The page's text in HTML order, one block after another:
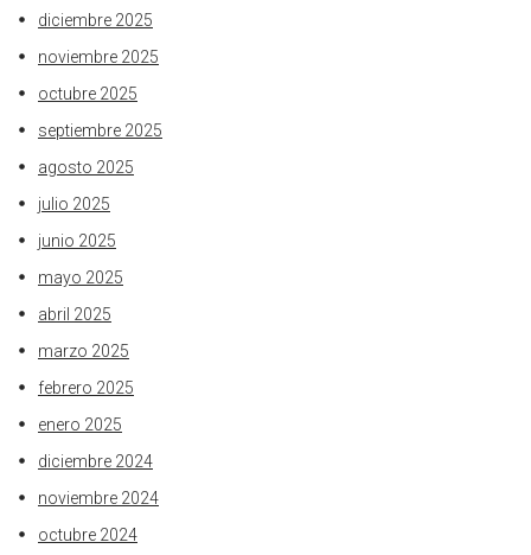
diciembre 2025
noviembre 2025
octubre 2025
septiembre 2025
agosto 2025
julio 2025
junio 2025
mayo 2025
abril 2025
marzo 2025
febrero 2025
enero 2025
diciembre 2024
noviembre 2024
octubre 2024